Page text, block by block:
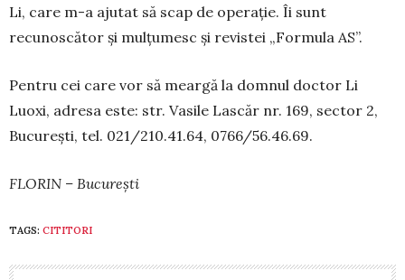
Li, care m-a ajutat să scap de ope­rație. Îi sunt
recunoscător și mulțumesc și revistei „Formula AS”.
Pentru cei care vor să meargă la domnul doctor Li
Luoxi, adresa este: str. Vasile Lascăr nr. 169, sector 2,
București, tel. 021/210.41.64, 0766/56.46.69.
FLORIN – București
TAGS: CITITORI